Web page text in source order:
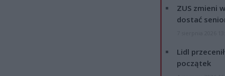
ZUS zmieni
dostać
Lidl
początek